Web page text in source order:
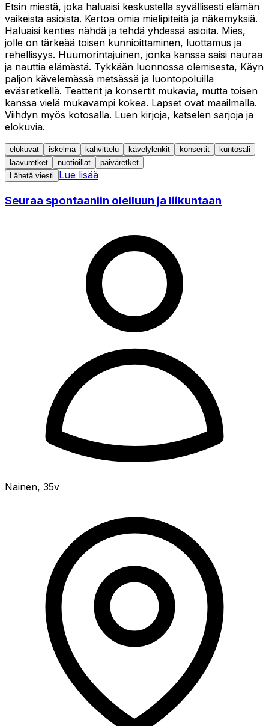
Etsin miestä, joka haluaisi keskustella syvällisesti elämän
vaikeista asioista. Kertoa omia mielipiteitä ja näkemyksiä.
Haluaisi kenties nähdä ja tehdä yhdessä asioita. Mies,
jolle on tärkeää toisen kunnioittaminen, luottamus ja
rehellisyys. Huumorintajuinen, jonka kanssa saisi nauraa
ja nauttia elämästä. Tykkään luonnossa olemisesta, Käyn
paljon kävelemässä metsässä ja luontopoluilla
eväsretkellä. Teatterit ja konsertit mukavia, mutta toisen
kanssa vielä mukavampi kokea. Lapset ovat maailmalla.
Viihdyn myös kotosalla. Luen kirjoja, katselen sarjoja ja
elokuvia.
elokuvat iskelmä kahvittelu kävelylenkit konsertit
kuntosali
laavuretket
nuotioillat
päiväretket
Lähetä viesti
Lue lisää
Seuraa spontaaniin oleiluun ja liikuntaan
Nainen, 35v